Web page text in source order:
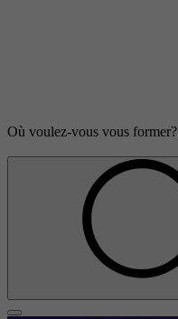
Où voulez-vous vous former?